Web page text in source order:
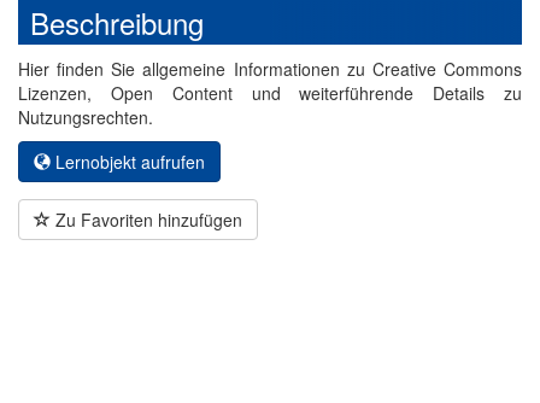
Beschreibung
Hier finden Sie allgemeine Informationen zu Creative Commons
Lizenzen, Open Content und weiterführende Details zu
Nutzungsrechten.
Lernobjekt aufrufen
Zu Favoriten hinzufügen